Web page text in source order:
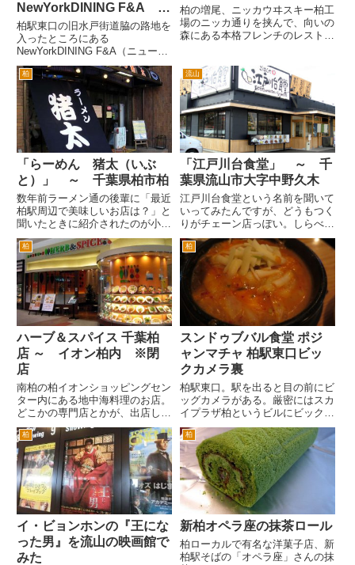
NewYorkDINING F&A チ
キングリルランチ
柏駅東口の旧水戸街道脇の路地を
入ったところにある
NewYorkDINING F&A（ニューヨ
ークダイニング エフアンドエ
ー）さん。 柏駅東口からイトー
ヨーカドー前の通り(ハウディモ
ール)をまっすぐすすんで、旧水
戸街道を左折し、最初の路地を
右...
柏の増尾、ニッカウヰスキー柏工
場のニッカ通りを挟んで、向いの
森にある本格フレンチのレストラ
ましたが、しばし休業していまし
た。 その後の２００８年７月に
装いも新たに「エトワル亭」と
い...
柏
「らーめん 猪太（いぶ
と）」 ～ 千葉県柏市柏
数年前ラーメン通の後輩に「最近
柏駅周辺で美味しいお店は？」と
聞いたときに紹介されたのが小お
店。 いのししが太いと書いて
「いぶと」と読みます。 柏駅東
口をでて、左手そごう本館とスカ
イプラザ柏ビルの間を駅から垂直
に走るサンサン通りを進み、旧水
戸...
流山
「江戸川台食堂」 ～ 千
葉県流山市大字中野久木
江戸川台食堂という名前を聞いて
いってみたんですが、どうもつく
りがチェーン店っぽい。しらべて
みると「まいどおおきに食堂」と
いうチェーン店があり、出店した
場所の地名を屋号につけているよ
うです。こちらは、流山市江戸川
台付近なので、この屋号になっ
た...
柏
ハーブ＆スパイス 千葉柏
店 ～ イオン柏内 ※閉
店
南柏の柏イオンショッピングセン
ター内にある地中海料理のお店。
どこかの専門店とかが、出店した
のではなくオペレーションは、イ
オンのレストラン運営子会社がや
っているいわゆるチェーン店だと
思われます。 しかしこのお店、
最近結構気に入ってるお店で
す。...
柏
スンドゥブバル食堂 ポジ
ャンマチャ 柏駅東口ビッ
クカメラ裏
柏駅東口。駅を出ると目の前にビ
ッグカメラがある。厳密にはスカ
イプラザ柏というビルにビックカ
メラがテナントとして入居してい
る。以前は、柏そごうが、プラザ
館として入居していた。 この
ビックカメラの裏手の路地にある
のが、スンドゥブバル食堂 ポ
ジ...
柏
イ・ビョンホンの『王にな
った男』を流山の映画館で
みた
柏
新柏オペラ座の抹茶ロール
柏ローカルで有名な洋菓子店、新
柏駅そばの「オペラ座」さんの抹